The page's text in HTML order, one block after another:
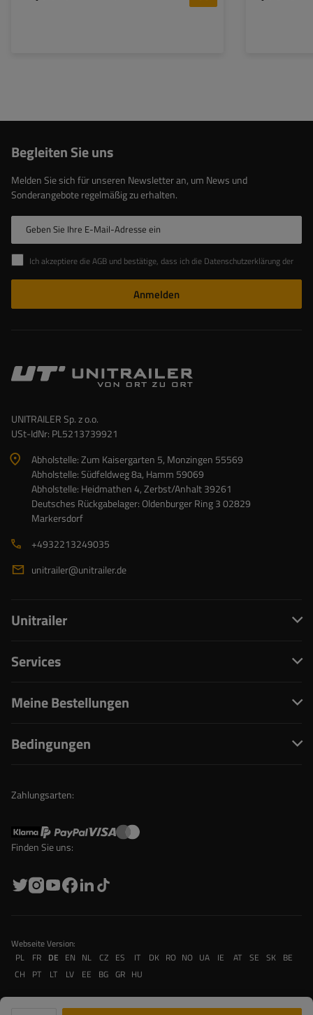
Begleiten Sie uns
Melden Sie sich für unseren Newsletter an, um News und
Sonderangebote regelmäßig zu erhalten.
Geben Sie Ihre E-Mail-Adresse ein
Ich akzeptiere die AGB und bestätige, dass ich die Datenschutzerklärung der Website zur Kenntnis genommen habe
Anmelden
UNITRAILER Sp. z o.o.
USt-IdNr: PL5213739921
Abholstelle: Zum Kaisergarten 5, Monzingen 55569
Abholstelle: Südfeldweg 8a, Hamm 59069
Abholstelle: Heidmathen 4, Zerbst/Anhalt 39261
Deutsches Rückgabelager: Oldenburger Ring 3 02829
Markersdorf
+4932213249035
unitrailer@unitrailer.de
Unitrailer
Services
Meine Bestellungen
Bedingungen
Zahlungsarten:
Finden Sie uns:
Webseite Version:
PL
FR DE EN NL CZ ES IT DK RO NO UA IE AT SE SK BE
CH
PT LT LV EE BG GR HU